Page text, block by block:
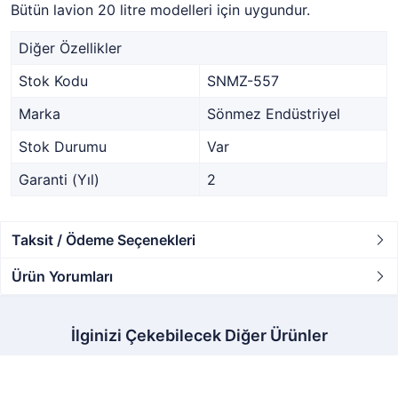
Bütün lavion 20 litre modelleri için uygundur.
Diğer Özellikler
Stok Kodu
SNMZ-557
Marka
Sönmez Endüstriyel
Stok Durumu
Var
Garanti (Yıl)
2
Taksit / Ödeme Seçenekleri
Ürün Yorumları
İlginizi Çekebilecek Diğer Ürünler